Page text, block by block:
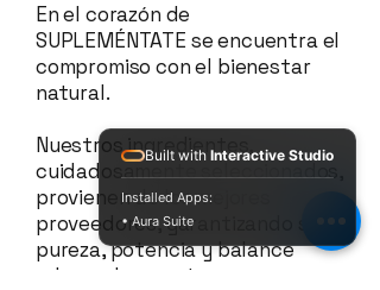
En el corazón de
SUPLEMÉNTATE se encuentra el
compromiso con el bienestar
natural.
Nuestros ingredientes,
cuidadosamente seleccionados,
provienen de los mejores
proveedores, garantizando su
pureza, potencia y balance
adecuado para tu cuerpo.
Built with Interactive Studio
Installed Apps:
• Aura Suite